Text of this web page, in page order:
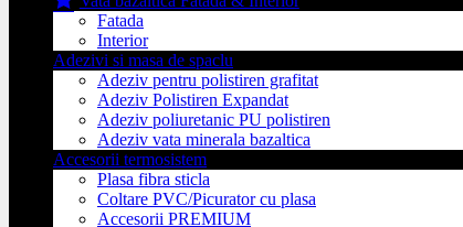
Fatada
Interior
Adezivi si masa de spaclu
Adeziv pentru polistiren grafitat
Adeziv Polistiren Expandat
Adeziv poliuretanic PU polistiren
Adeziv vata minerala bazaltica
Accesorii termosistem
Plasa fibra sticla
Coltare PVC/Picurator cu plasa
Accesorii PREMIUM